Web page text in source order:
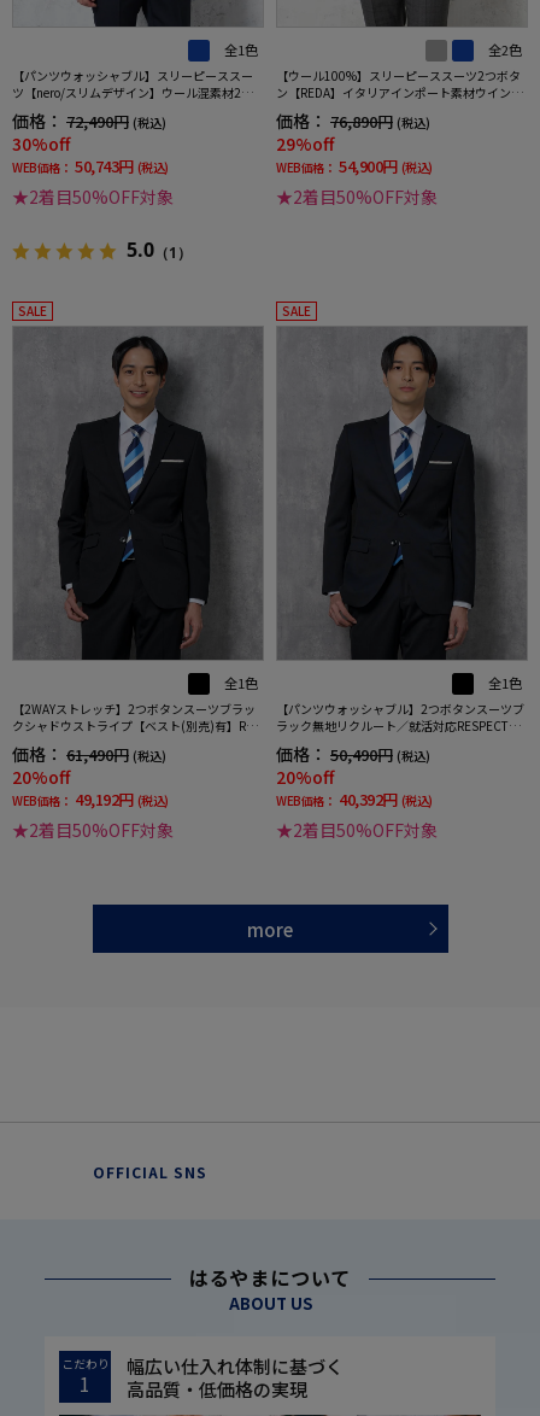
全1色
【パンツウォッシャブル】スリーピーススー
ツ【nero/スリムデザイン】ウール混素材2つ
ボタンストライプ
価格： 72,490円 (税込)
30%off
WEB価格： 50,743円 (税込)
★2着目50%OFF対象
5.0 （1）
全2色
【ウール100%】スリーピーススーツ2つボタ
ン【REDA】イタリアインポート素材ウインド
ペンリッケンバッカー秋冬
価格： 76,890円 (税込)
29%off
WEB価格： 54,900円 (税込)
★2着目50%OFF対象
SALE
全1色
【2WAYストレッチ】2つボタンスーツブラッ
クシャドウストライプ【ベスト(別売)有】RES
PECTNERO通年【定番】【スリムデザイン】
価格： 61,490円 (税込)
20%off
WEB価格： 49,192円 (税込)
★2着目50%OFF対象
SALE
全1色
【パンツウォッシャブル】2つボタンスーツブ
ラック無地リクルート／就活対応RESPECTNE
RO通年【定番】【スリムデザイン】
価格： 50,490円 (税込)
20%off
WEB価格： 40,392円 (税込)
★2着目50%OFF対象
more
OFFICIAL SNS
はるやまについて
ABOUT US
こだわり
1
幅広い仕入れ体制に基づく
高品質・低価格の実現